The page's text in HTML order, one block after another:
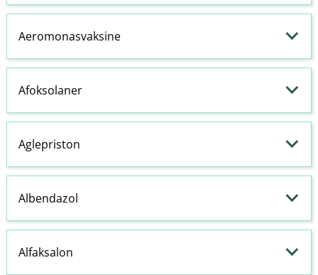
Aeromonasvaksine
Afoksolaner
Aglepriston
Albendazol
Alfaksalon